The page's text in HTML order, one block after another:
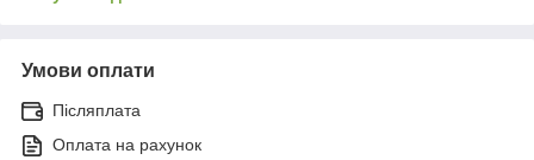
Умови оплати
Післяплата
Оплата на рахунок